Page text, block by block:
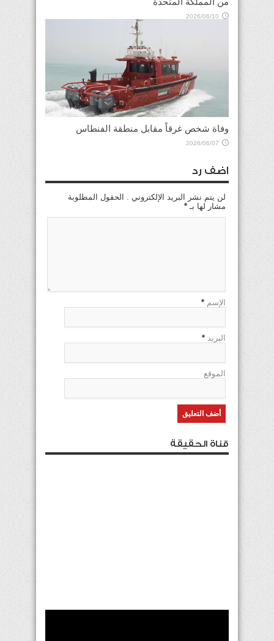
2026/06/10
وفاة شخص غرقاً مقابل منطقة الفنطاس
2026/06/07
اضف رد
لن يتم نشر البريد الإلكتروني . الحقول المطلوبة
مشار لها بـ *
الإسم *
البريد *
الموقع
قناة الحقيقة